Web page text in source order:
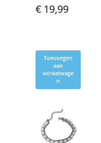
€ 19,99
Toevoegen
aan
winkelwage
n